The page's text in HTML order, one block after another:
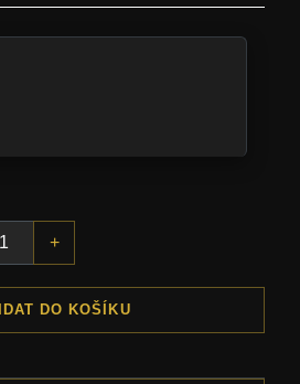
+
DO KOŠÍKU